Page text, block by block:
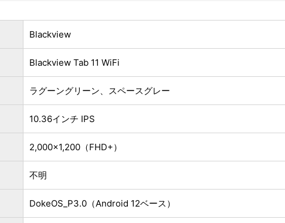
Blackview
Blackview Tab 11 WiFi
ラグーングリーン、スペースグレー
10.36インチ IPS
2,000×1,200（FHD+）
不明
DokeOS_P3.0（Android 12ベース）